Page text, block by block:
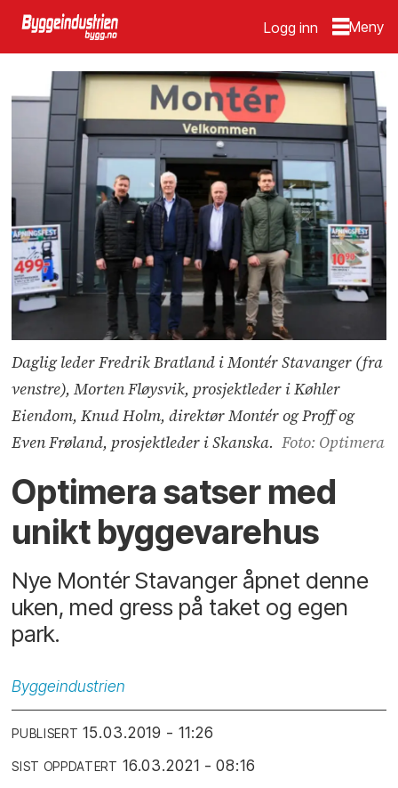
Logg inn
Daglig leder Fredrik Bratland i Montér Stavanger (fra
venstre), Morten Fløysvik, prosjektleder i Køhler
Eiendom, Knud Holm, direktør Montér og Proff og
Even Frøland, prosjektleder i Skanska. Foto: Optimera
Optimera satser med
unikt byggevarehus
Nye Montér Stavanger åpnet denne
uken, med gress på taket og egen
park.
Byggeindustrien
PUBLISERT 15.03.2019 - 11:26
SIST OPPDATERT 16.03.2021 - 08:16